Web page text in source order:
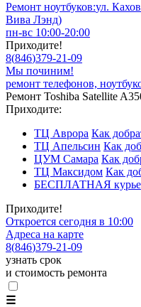
Ремонт ноутбуков:ул.
Вива Лэнд)
пн-вс 10:00-20:00
Приходите!
8(846)379-21-09
Мы починим!
ремонт телефонов,
Ремонт Toshiba Satellite
Приходите:
ТЦ Аврора Как
ТЦ Апельсин Как
ЦУМ Самара Как
ТЦ Максидом Как
БЕСПЛАТНАЯ
Приходите!
Откроется сегодня в 10:00
Адреса на карте
8(846)379-21-09
узнать срок
и стоимость ремонта
☰